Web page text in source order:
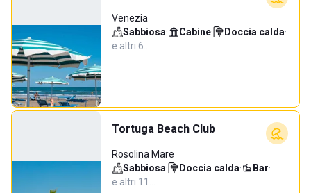
Venezia
Sabbiosa· Cabine· Doccia calda·
e altri 6…
Tortuga Beach Club
Rosolina Mare
Sabbiosa· Doccia calda· Bar·
e altri 11…